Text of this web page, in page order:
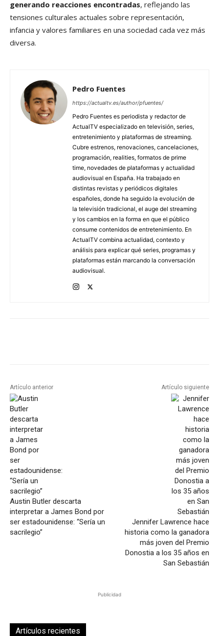
generando reacciones encontradas, reflejando las
tensiones culturales actuales sobre representación,
infancia y valores familiares en una sociedad cada vez más
diversa.
Pedro Fuentes
https://actualtv.es/author/pfuentes/
Pedro Fuentes es periodista y redactor de
ActualTV especializado en televisión, series,
entretenimiento y plataformas de streaming.
Cubre estrenos, renovaciones, cancelaciones,
programación, realities, formatos de prime
time, novedades de plataformas y actualidad
audiovisual en España. Ha trabajado en
distintas revistas y periódicos digitales
españoles, donde ha seguido la evolución de
la televisión tradicional, el auge del streaming
y los cambios en la forma en que el público
consume contenidos de entretenimiento. En
ActualTV combina actualidad, contexto y
análisis para explicar qué series, programas y
plataformas están marcando la conversación
audiovisual.
Artículo anterior
Austin Butler descarta
interpretar a James Bond por
ser estadounidense: “Sería un
sacrilegio”
Artículo siguiente
Jennifer Lawrence hace
historia como la ganadora
más joven del Premio
Donostia a los 35 años en
San Sebastián
Publicidad
Artículos recientes